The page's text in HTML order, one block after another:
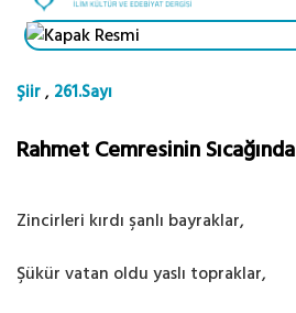
Şiir, 261.Sayı
Rahmet Cemresinin Sıcağında
Zincirleri kırdı şanlı bayraklar,
Şükür vatan oldu yaslı topraklar,